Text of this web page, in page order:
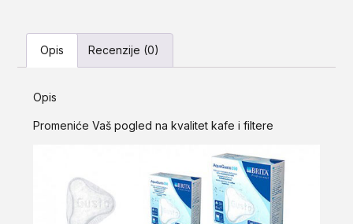
Opis Recenzije (0)
Opis
Promeniće Vaš pogled na kvalitet kafe i filtere